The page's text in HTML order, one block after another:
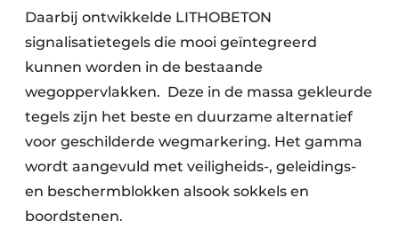
Daarbij ontwikkelde LITHOBETON
signalisatietegels die mooi geïntegreerd
kunnen worden in de bestaande
wegoppervlakken. Deze in de massa gekleurde
tegels zijn het beste en duurzame alternatief
voor geschilderde wegmarkering. Het gamma
wordt aangevuld met veiligheids-, geleidings-
en beschermblokken alsook sokkels en
boordstenen.